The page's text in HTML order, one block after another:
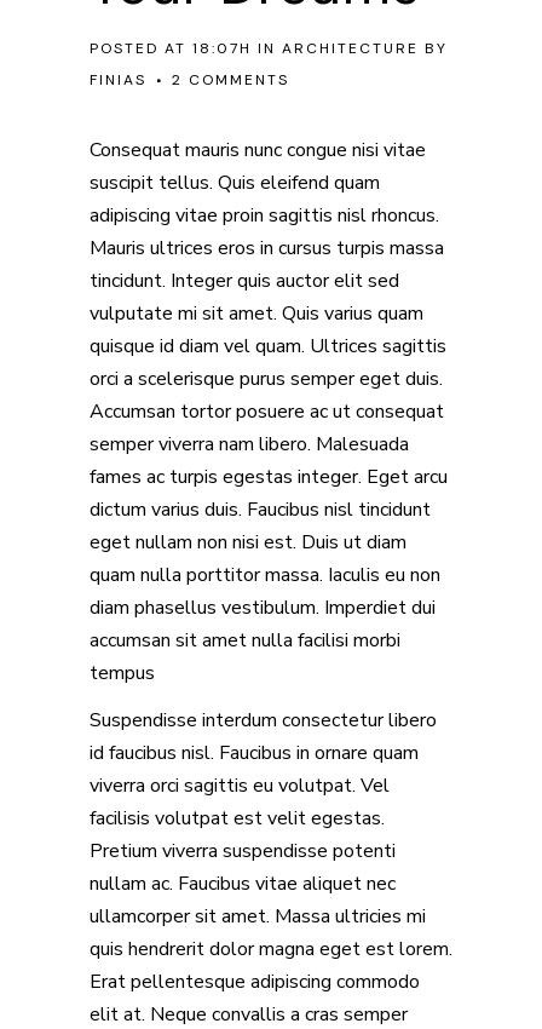
POSTED AT 18:07H IN ARCHITECTURE BY
FINIAS
2 COMMENTS
Consequat mauris nunc congue nisi vitae
suscipit tellus. Quis eleifend quam
adipiscing vitae proin sagittis nisl rhoncus.
Mauris ultrices eros in cursus turpis massa
tincidunt. Integer quis auctor elit sed
vulputate mi sit amet. Quis varius quam
quisque id diam vel quam. Ultrices sagittis
orci a scelerisque purus semper eget duis.
Accumsan tortor posuere ac ut consequat
semper viverra nam libero. Malesuada
fames ac turpis egestas integer. Eget arcu
dictum varius duis. Faucibus nisl tincidunt
eget nullam non nisi est. Duis ut diam
quam nulla porttitor massa. Iaculis eu non
diam phasellus vestibulum. Imperdiet dui
accumsan sit amet nulla facilisi morbi
tempus
Suspendisse interdum consectetur libero
id faucibus nisl. Faucibus in ornare quam
viverra orci sagittis eu volutpat. Vel
facilisis volutpat est velit egestas.
Pretium viverra suspendisse potenti
nullam ac. Faucibus vitae aliquet nec
ullamcorper sit amet. Massa ultricies mi
quis hendrerit dolor magna eget est lorem.
Erat pellentesque adipiscing commodo
elit at. Neque convallis a cras semper